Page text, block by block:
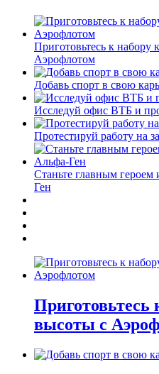
Приготовьтесь к набору
Аэрофлотом
Добавь спорт в свою
Исследуй офис ВТБ и
Протестируй работу на
Станьте главным
Ген
Приготовьтесь
высоты с